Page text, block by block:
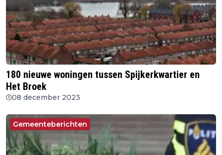
180 nieuwe woningen tussen Spijkerkwartier en
Het Broek
08 december 2023
Gemeenteberichten